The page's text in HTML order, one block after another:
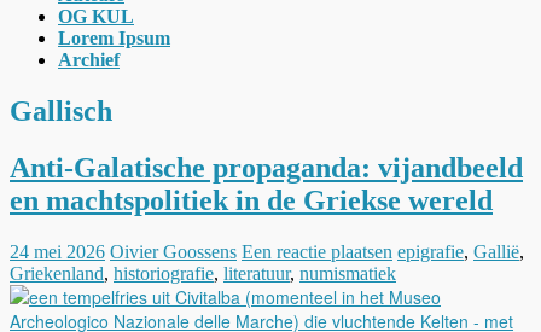
OG KUL
Lorem Ipsum
Archief
Gallisch
Anti-Galatische propaganda: vijandbeeld
en machtspolitiek in de Griekse wereld
24 mei 2026 Oivier Goossens Een reactie plaatsen epigrafie, Gallië,
Griekenland, historiografie, literatuur, numismatiek